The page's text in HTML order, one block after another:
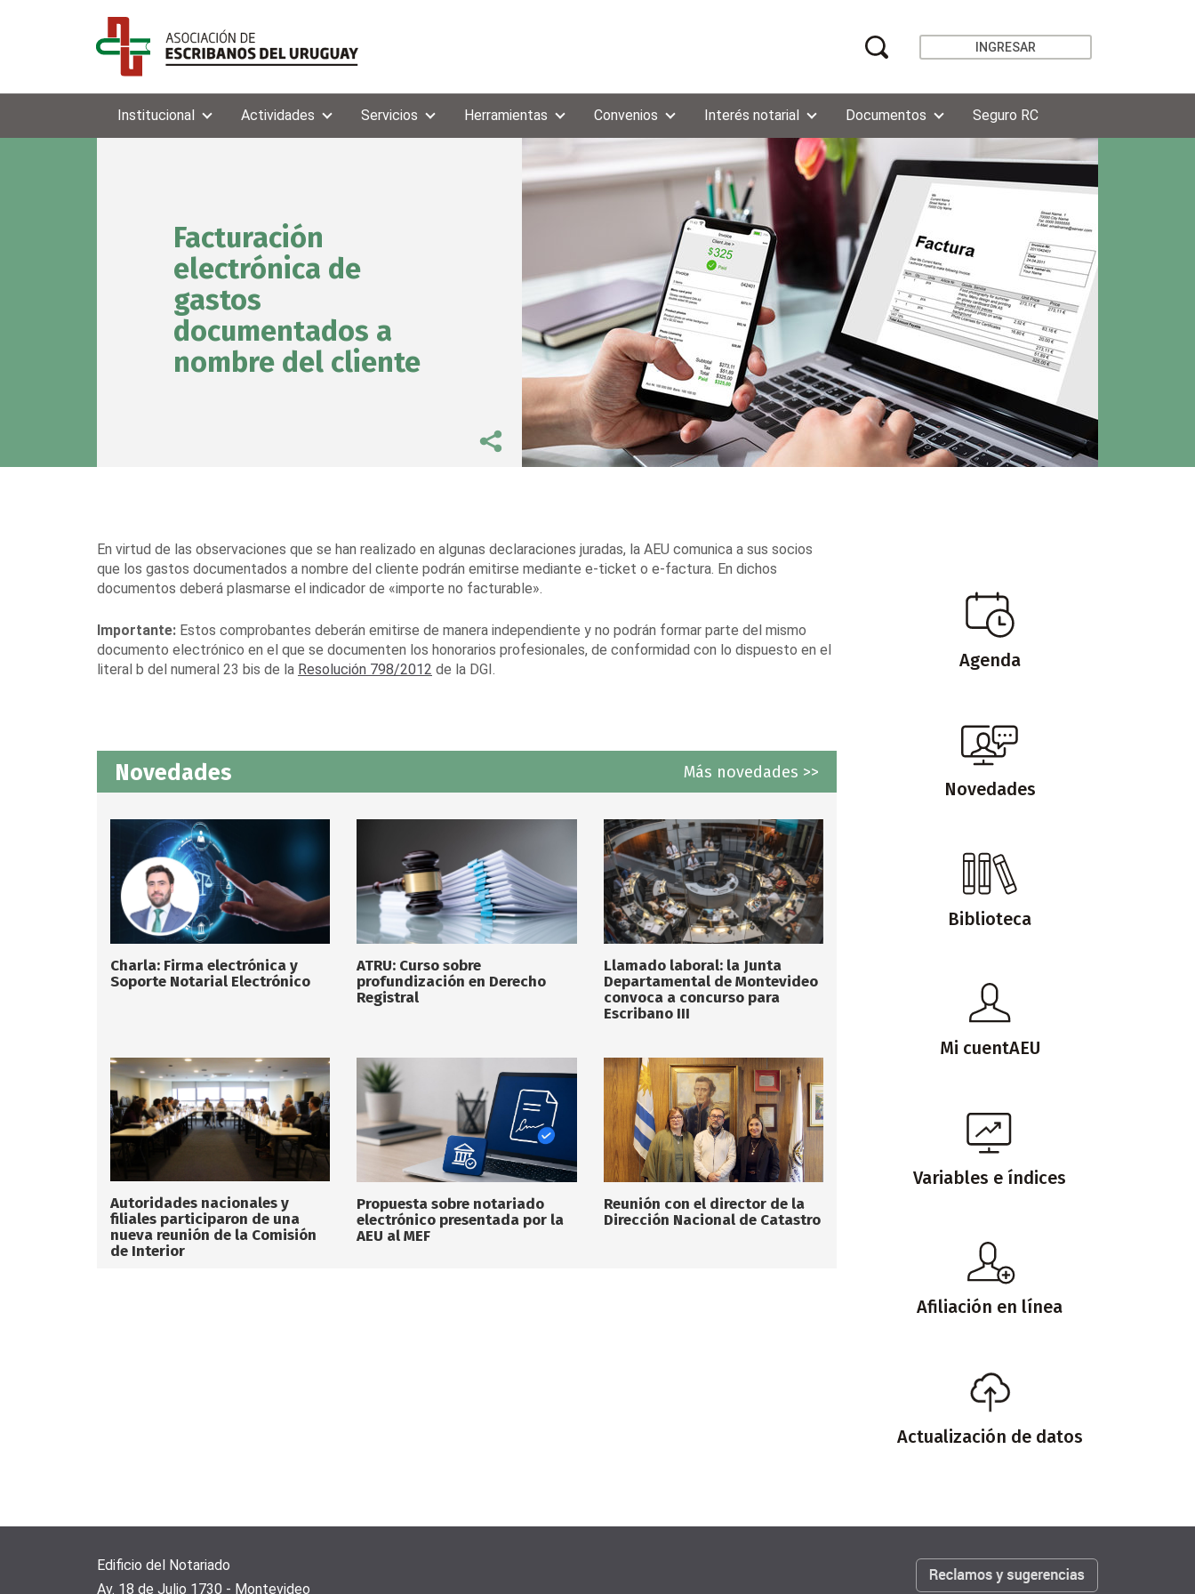
INGRESAR
Institucional Actividades Servicios Herramientas Convenios Interés notarial Documentos Seguro RC
Facturación
electrónica de
gastos
documentados a
nombre del cliente
En virtud de las observaciones que se han realizado en algunas declaraciones juradas, la AEU comunica a sus socios
que los gastos documentados a nombre del cliente podrán emitirse mediante e-ticket o e-factura. En dichos
documentos deberá plasmarse el indicador de «importe no facturable».
Importante: Estos comprobantes deberán emitirse de manera independiente y no podrán formar parte del mismo
documento electrónico en el que se documenten los honorarios profesionales, de conformidad con lo dispuesto en el
literal b del numeral 23 bis de la Resolución 798/2012 de la DGI.
Novedades Más novedades >>
Charla: Firma electrónica y
Soporte Notarial Electrónico
ATRU: Curso sobre
profundización en Derecho
Registral
Llamado laboral: la Junta
Departamental de Montevideo
convoca a concurso para
Escribano III
Autoridades nacionales y
filiales participaron de una
nueva reunión de la Comisión
de Interior
Propuesta sobre notariado
electrónico presentada por la
AEU al MEF
Reunión con el director de la
Dirección Nacional de Catastro
Agenda
Novedades
Biblioteca
Mi cuentAEU
Variables e índices
Afiliación en línea
Actualización de datos
Edificio del Notariado
Av. 18 de Julio 1730 - Montevideo